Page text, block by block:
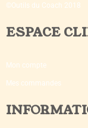
©Outils du Coach 2018
ESPACE
Mon compte
Mes commandes